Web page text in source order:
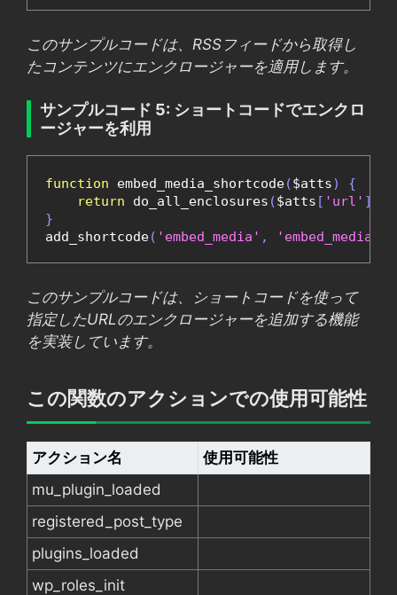
このサンプルコードは、RSSフィードから取得し
たコンテンツにエンクロージャーを適用します。
サンプルコード 5: ショートコードでエンクロ
ージャーを利用
function embed_media_shortcode($atts)
{
return do_all_enclosures ($atts [ 'url' ]);
}
add_shortcode( 'embed_media' ,
このサンプルコードは、ショートコードを使って
指定したURLのエンクロージャーを追加する機能
を実装しています。
この関数のアクションでの使用可能性
アクション名
使用可能性
mu_plugin_loaded
registered_post_type
plugins_loaded
wp_roles_init